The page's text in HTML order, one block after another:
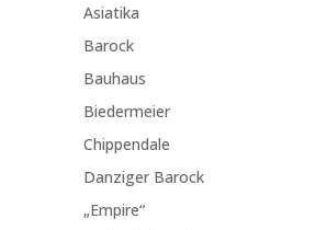
Asiatika
Barock
Bauhaus
Biedermeier
Chippendale
Danziger Barock
„Empire“